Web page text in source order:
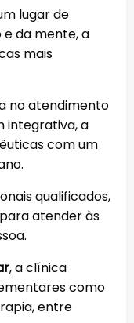
lugar de
da mente, a
mais
no atendimento
integrativa, a
com um
qualificados,
atender às
, a clínica
como
entre